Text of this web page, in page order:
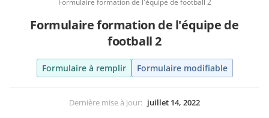
Formulaire formation de l'équipe de football 2
Formulaire formation de l'équipe de
football 2
Formulaire à remplir Formulaire modifiable
Dernière mise à jour: juillet 14, 2022